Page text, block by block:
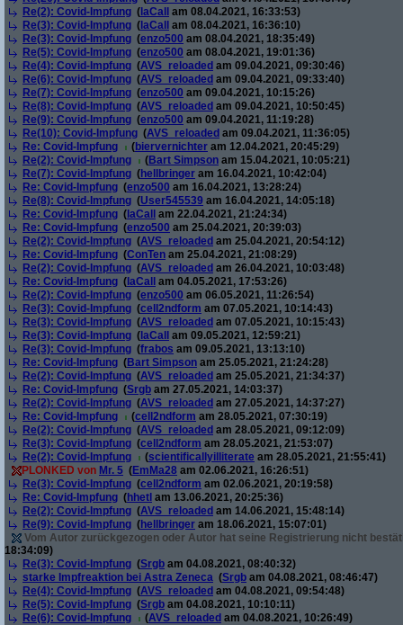
Re(2): Covid-Impfung ( laCall
am 08.04.2021, 16:33:53)
Re(3): Covid-Impfung ( laCall
am 08.04.2021, 16:36:10)
Re(3): Covid-Impfung (enzo500 am 08.04.2021, 18:35:49)
Re(5): Covid-Impfung (enzo500 am 08.04.2021, 19:01:36)
Re(4): Covid-Impfung (AVS_reloaded am 09.04.2021, 09:30:46)
Re(6): Covid-Impfung (AVS_reloaded am 09.04.2021, 09:33:40)
Re(7): Covid-Impfung (enzo500 am 09.04.2021, 10:15:26)
Re(8): Covid-Impfung (AVS_reloaded am 09.04.2021, 10:50:45)
Re(9): Covid-Impfung (enzo500 am 09.04.2021, 11:19:28)
Re(10): Covid-Impfung (AVS_reloaded am 09.04.2021, 11:36:05)
Re: Covid-Impfung
(biervernichter am 12.04.2021, 20:45:29)
Re(2): Covid-Impfung
(Bart Simpson am 15.04.2021, 10:05:21)
Re(7): Covid-Impfung (hellbringer am 16.04.2021, 10:42:04)
Re: Covid-Impfung (enzo500 am 16.04.2021, 13:28:24)
Re(8): Covid-Impfung (User545539 am 16.04.2021, 14:05:18)
Re: Covid-Impfung ( laCall
am 22.04.2021, 21:24:34)
Re: Covid-Impfung (enzo500 am 25.04.2021, 20:39:03)
Re(2): Covid-Impfung (AVS_reloaded am 25.04.2021, 20:54:12)
Re: Covid-Impfung (ConTen am 25.04.2021, 21:08:29)
Re(2): Covid-Impfung (AVS_reloaded am 26.04.2021, 10:03:48)
Re: Covid-Impfung ( laCall
am 04.05.2021, 17:53:26)
Re(2): Covid-Impfung (enzo500 am 06.05.2021, 11:26:54)
Re(3): Covid-Impfung (cell2ndform am 07.05.2021, 10:14:43)
Re(3): Covid-Impfung (AVS_reloaded am 07.05.2021, 10:15:43)
Re(3): Covid-Impfung ( laCall
am 09.05.2021, 12:59:21)
Re(3): Covid-Impfung (frabos am 09.05.2021, 13:13:10)
Re: Covid-Impfung (Bart Simpson am 25.05.2021, 21:24:28)
Re(2): Covid-Impfung (AVS_reloaded am 25.05.2021, 21:34:37)
Re: Covid-Impfung (Srgb am 27.05.2021, 14:03:37)
Re(2): Covid-Impfung (AVS_reloaded am 27.05.2021, 14:37:27)
Re: Covid-Impfung
(cell2ndform am 28.05.2021, 07:30:19)
Re(2): Covid-Impfung (AVS_reloaded am 28.05.2021, 09:12:09)
Re(3): Covid-Impfung (cell2ndform am 28.05.2021, 21:53:07)
Re(2): Covid-Impfung
(scientificallyilliterate am 28.05.2021, 21:55:41)
PLONKED von Mr. 5 (EmMa28 am 02.06.2021, 16:26:51)
Re(3): Covid-Impfung (cell2ndform am 02.06.2021, 20:19:58)
Re: Covid-Impfung (hhetl am 13.06.2021, 20:25:36)
Re(2): Covid-Impfung (AVS_reloaded am 14.06.2021, 15:48:14)
Re(9): Covid-Impfung (hellbringer am 18.06.2021, 15:07:01)
Vom Autor zurückgezogen oder Autor hat seine Registrierung nicht
18:34:09)
Re(3): Covid-Impfung (Srgb am 04.08.2021, 08:40:32)
starke Impfreaktion bei Astra Zeneca (Srgb am 04.08.2021, 08:46:47)
Re(4): Covid-Impfung (AVS_reloaded am 04.08.2021, 09:54:48)
Re(5): Covid-Impfung (Srgb am 04.08.2021, 10:10:11)
Re(6): Covid-Impfung
(AVS_reloaded am 04.08.2021, 10:26:49)